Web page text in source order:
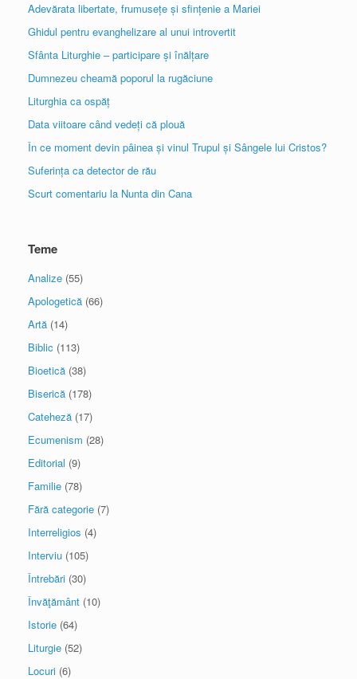
Adevărata libertate, frumusețe și sfințenie a Mariei
Ghidul pentru evanghelizare al unui introvertit
Sfânta Liturghie – participare și înălțare
Dumnezeu cheamă poporul la rugăciune
Liturghia ca ospăț
Data viitoare când vedeți că plouă
În ce moment devin pâinea și vinul Trupul și Sângele lui Cristos?
Suferința ca detector de rău
Scurt comentariu la Nunta din Cana
Teme
Analize (55)
Apologetică (66)
Artă (14)
Biblic (113)
Bioetică (38)
Biserică (178)
Cateheză (17)
Ecumenism (28)
Editorial (9)
Familie (78)
Fără categorie (7)
Interreligios (4)
Interviu (105)
Întrebări (30)
Învăţământ (10)
Istorie (64)
Liturgie (52)
Locuri (6)